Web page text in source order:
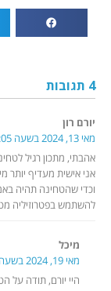
4 תגובות
יורם רון
מאי 13, 2024 בשעה 3:05 am
אהבתי, מתכון רגיל
אני אישית מעדיף יותר
וכדי שהטחינה תהיה
להשתמש בפטרוזיליה
מיכל
מאי 19, 2024 בשעה 8:53 am
היי יורם, תודה על